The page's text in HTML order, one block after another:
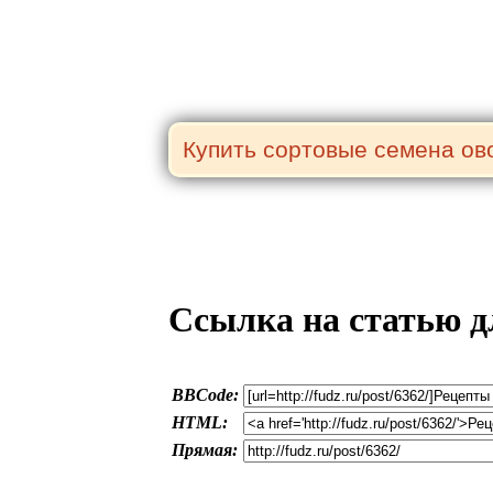
Ссылка на статью
BBCode:
HTML:
Прямая: